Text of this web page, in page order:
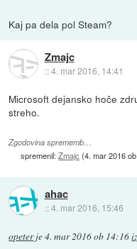
Kaj pa dela pol Steam?
Zmajc
::4. mar 2016, 14:41
Microsoft dejansko hoče
streho.
Zgodovina sprememb…
spremenil:Zmajc (4. mar 2016
ahac
::4. mar 2016, 15:46
opeterje4. mar 2016 ob 14:16